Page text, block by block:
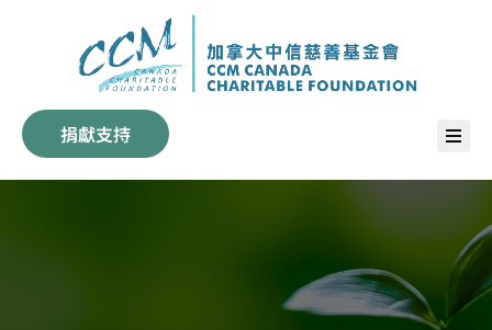
加拿大中信慈善基金會
恩澤流長 承傳主恩
捐獻支持